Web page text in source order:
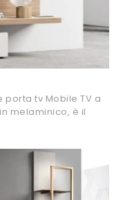
tv Mobile TV a
melaminico, è il